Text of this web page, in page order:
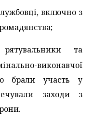
включно з
рятувальники та
виконавчої
брали участь у
заходи з